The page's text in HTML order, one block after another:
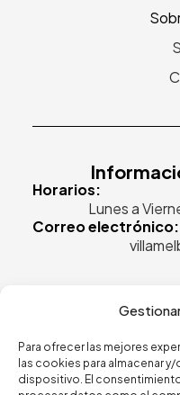
Para ofrecer las mejores
las cookies para almacenar
dispositivo. El
Horarios:
Lunes a
Correo electrónico: